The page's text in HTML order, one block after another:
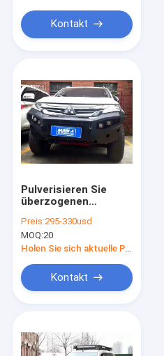
Produkte
Kontakt
Pulverisieren Sie
überzogenen
Frontschutzbügel für
Pajero-Sport 2015-
2019
Preis:295-330usd
MOQ:20
Holen Sie sich aktuelle Preis
Kontakt